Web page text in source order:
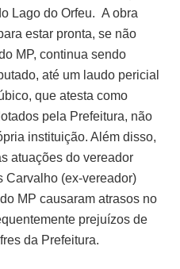
Lago do Orfeu. A obra
estar pronta, se não
MP, continua sendo
até um laudo pericial
que atesta como
pela Prefeitura, não
instituição. Além disso,
atuações do vereador
Carvalho (ex-vereador)
MP causaram atrasos no
prejuízos de
da Prefeitura.